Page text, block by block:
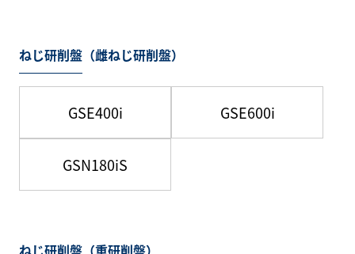
ねじ研削盤（雌ねじ研削盤）
GSE400i GSE600i
GSN180iS